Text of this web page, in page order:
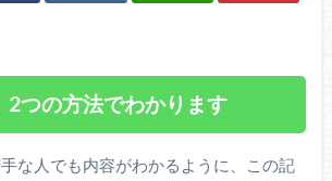
2つの方法でわかります
な人でも内容がわかるように、この記